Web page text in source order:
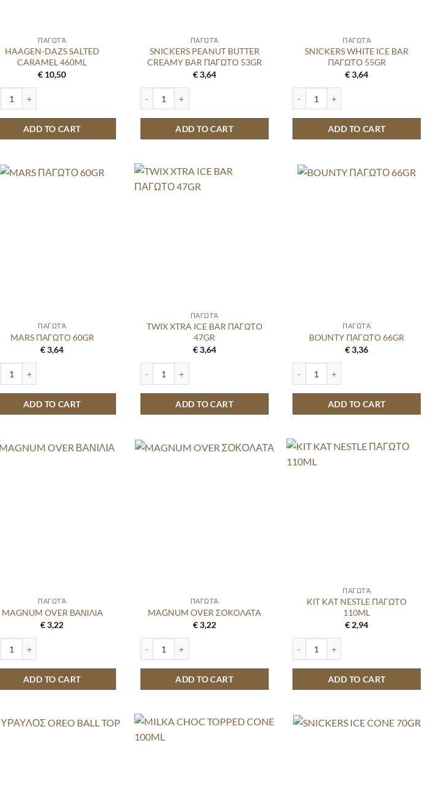
ΠΑΓΩΤΆ
HAAGEN-DAZS SALTED
CARAMEL 460ML
€ 10,50
ADD TO CART
ΠΑΓΩΤΆ
SNICKERS PEANUT BUTTER
CREAMY BAR ΠΑΓΩΤΟ 53GR
€3,64
ADD TO CART
ΠΑΓΩΤΆ
SNICKERS WHITE ICE BAR
ΠΑΓΩΤΟ 55GR
€3,64
ADD TO CART
ΠΑΓΩΤΆ
MARS ΠΑΓΩΤΟ 60GR
€3,64
ADD TO CART
ΠΑΓΩΤΆ
TWIX XTRA ICE BAR ΠΑΓΩΤΟ
47GR
€3,64
ADD TO CART
ΠΑΓΩΤΆ
BOUNTY ΠΑΓΩΤΟ 66GR
€3,36
ADD TO CART
ΠΑΓΩΤΆ
MAGNUM OVER ΒΑΝΙΛΙΑ
€3,22
ADD TO CART
ΠΑΓΩΤΆ
MAGNUM OVER ΣΟΚΟΛΑΤΑ
€3,22
ADD TO CART
ΠΑΓΩΤΆ
KIT KAT NESTLE ΠΑΓΩΤΟ
110ML
€ 2,94
ADD TO CART